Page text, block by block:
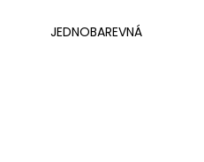
JEDNOBAREVNÁ